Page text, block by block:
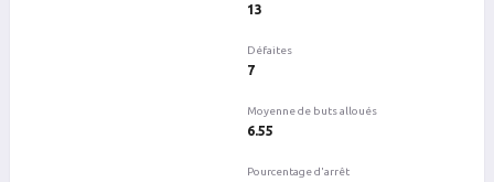
13
Défaites
7
Moyenne de buts alloués
6.55
Pourcentage d'arrêt